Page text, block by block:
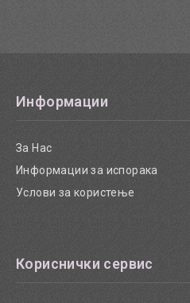
Информации
За Нас
Информации за испорака
Услови за користење
Кориснички сервис